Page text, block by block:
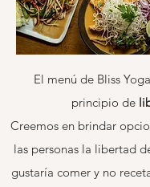
El menú de Bliss
principio de
Creemos en brindar
las personas la libertad
gustaría comer y no